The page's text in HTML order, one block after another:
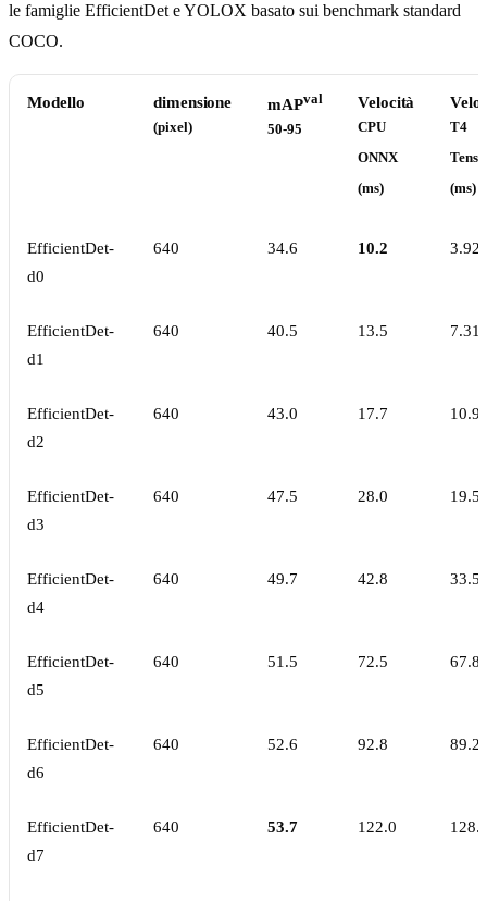
le famiglie EfficientDet e YOLOX basato sui benchmark standard
COCO.
Modello dimensione
(pixel)
mAPval
50-95
Velocità
CPU
ONNX
(ms)
T4
(ms)
EfficientDet-
d0
640 34.6 10.2 3.92
EfficientDet-
d1
640 40.5 13.5 7.31
EfficientDet-
d2
640 43.0 17.7
EfficientDet-
d3
640 47.5 28.0
EfficientDet-
d4
640 49.7 42.8
EfficientDet-
d5
640 51.5 72.5
EfficientDet-
d6
640 52.6 92.8
EfficientDet-
d7
640 53.7 122.0